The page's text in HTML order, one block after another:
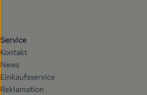
Service
Kontakt
News
Einkaufsservice
Reklamation